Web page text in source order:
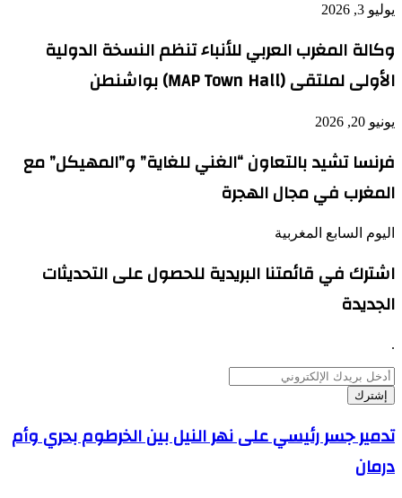
يوليو 3, 2026
وكالة المغرب العربي للأنباء تنظم النسخة الدولية
الأولى لملتقى (MAP Town Hall) بواشنطن
يونيو 20, 2026
فرنسا تشيد بالتعاون “الغني للغاية” و”المهيكل” مع
المغرب في مجال الهجرة
اليوم السابع المغربية
اشترك في قائمتنا البريدية للحصول على التحديثات
الجديدة
.
أدخل
بريدك
الإلكتروني
تدمير
جسر
رئيسي
على
تدمير جسر رئيسي على نهر النيل بين الخرطوم بحري وأم
درمان